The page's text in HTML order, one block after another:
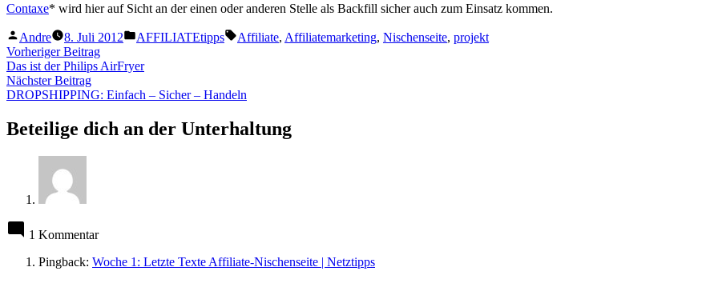
Contaxe* wird hier auf Sicht an der einen oder anderen Stelle als Backfill sicher auch zum Einsatz kommen.
Veröffentlicht
von
Andre 8. Juli 2012
Veröffentlicht
AFFILIATEtipps Schlagwörter:
Affiliate, Affiliatemarketing, Nischenseite, projekt
Beitragsnavigation
Vorheriger BeitragVorheriger
Beitrag:
Das ist der Philips AirFryer
Nächster BeitragNächster
Beitrag:
DROPSHIPPING: Einfach – Sicher – Handeln
Beteilige dich an der Unterhaltung
1 Kommentar
Pingback: Woche 1: Letzte Texte Affiliate-Nischenseite | Netztipps